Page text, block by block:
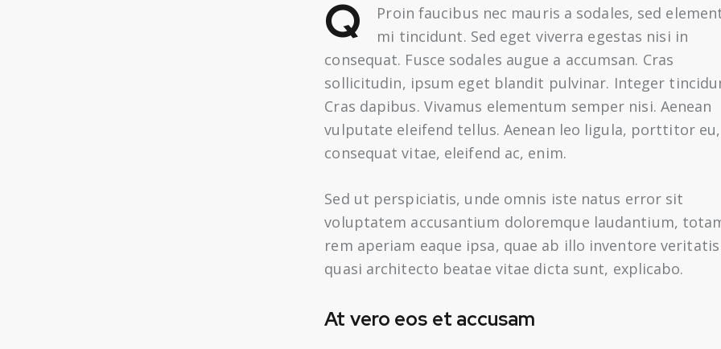
Q
Proin faucibus nec mauris a sodales, sed
mi tincidunt. Sed eget viverra egestas nisi in
consequat. Fusce sodales augue a accumsan. Cras
sollicitudin, ipsum eget blandit pulvinar. Integer
Cras dapibus. Vivamus elementum semper nisi. Aenean
vulputate eleifend tellus. Aenean leo ligula, porttitor eu,
consequat vitae, eleifend ac, enim.
Sed ut perspiciatis, unde omnis iste natus error sit
voluptatem accusantium doloremque laudantium,
rem aperiam eaque ipsa, quae ab illo inventore
quasi architecto beatae vitae dicta sunt, explicabo.
At vero eos et accusam